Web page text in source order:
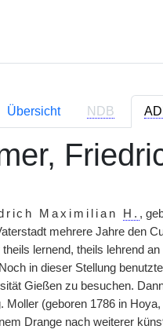
Übersicht NDB
Maximilian H. ,
mehrere Jahre den
lernend, theils lehrend
in dieser Stellung
Gießen zu besuchen.
Moller (geboren 1786 in
Drange nach weiterer